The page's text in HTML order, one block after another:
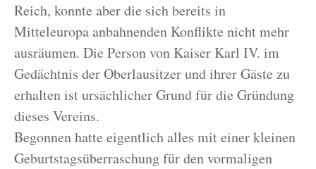
Reich, konnte aber die sich bereits in
Mitteleuropa anbahnenden Konflikte nicht mehr
ausräumen. Die Person von Kaiser Karl IV. im
Gedächtnis der Oberlausitzer und ihrer Gäste zu
erhalten ist ursächlicher Grund für die Gründung
dieses Vereins.
Begonnen hatte eigentlich alles mit einer kleinen
Geburtstagsüberraschung für den vormaligen